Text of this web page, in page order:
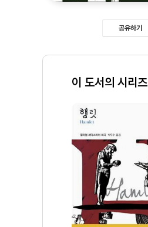
공유하기
이 도서의 시리즈